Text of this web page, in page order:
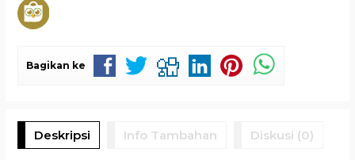
Bagikan ke
Deskripsi Info Tambahan Diskusi (0)